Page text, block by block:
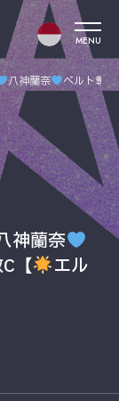
MENU
八神蘭奈 ベルト奪
神蘭奈
【
エル